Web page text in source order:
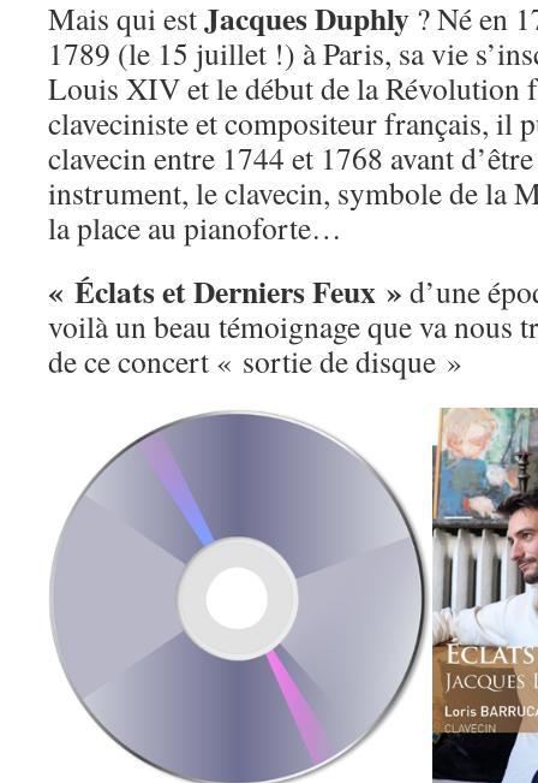
Mais qui estJacques Duphly ? Né en
1789 (le 15 juillet !) à Paris, sa vie
Louis XIV et le début de la Révolution
claveciniste et compositeur français, il
clavecin entre 1744 et 1768 avant
instrument, le clavecin, symbole de la
la place au pianoforte…
« Éclats et Derniers Feux » d’une
voilà un beau témoignage que va nous
de ce concert « sortie de disque »